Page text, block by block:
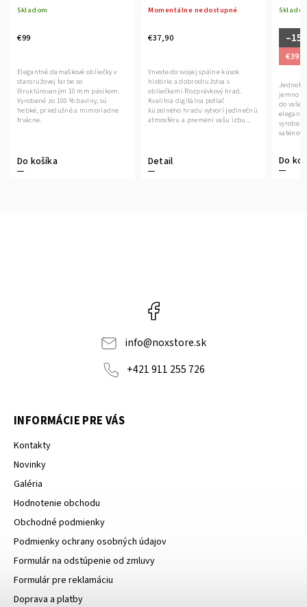
Skladom
€99
Do košíka
Elegantné damaškové obliečky v
staroružovej farbe so
štruktúrovaným 10 mm pásikom.
Vyrobené zo 100 % bavlny, sú
hebké, priedušné a mimoriadne
trvácne.
Momentálne nedostupné
€37,90
Detail
Vneste do svojej spálne kúsok
histórie a dobrodružstva s
obliečkami Rozprávkový hrad.
Kvalitná digitálna potlač
kúzelného hradu vytvorí jedinečnú
atmosféru a premení vašu izbu...
–15
Do
do
info@noxstore.sk
+421 911 255 726
INFORMÁCIE PRE VÁS
Kontakty
Novinky
Galéria
Hodnotenie obchodu
Obchodné podmienky
Podmienky ochrany osobných údajov
Formulár na odstúpenie od zmluvy
Formulár pre reklamáciu
Doprava a platby